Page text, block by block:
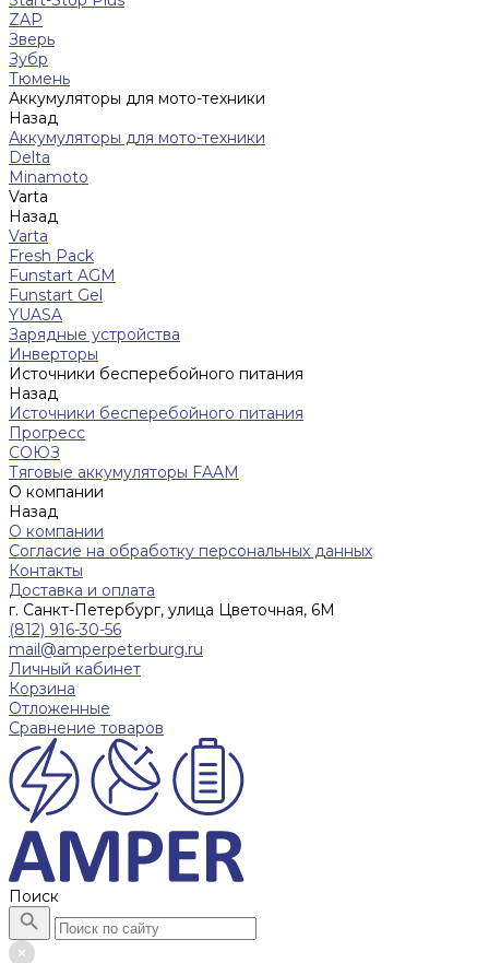
ZAP
Зверь
Зубр
Тюмень
Аккумуляторы для мото-техники
Назад
Аккумуляторы для мото-техники
Delta
Minamoto
Varta
Назад
Varta
Fresh Pack
Funstart AGM
Funstart Gel
YUASA
Зарядные устройства
Инверторы
Источники бесперебойного питания
Назад
Источники бесперебойного питания
Прогресс
СОЮЗ
Тяговые аккумуляторы FAAM
О компании
Назад
О компании
Согласие на обработку персональных данных
Контакты
Доставка и оплата
г. Санкт-Петербург, улица Цветочная, 6М
(812) 916-30-56
mail@amperpeterburg.ru
Личный кабинет
Корзина
Отложенные
Сравнение товаров
Поиск